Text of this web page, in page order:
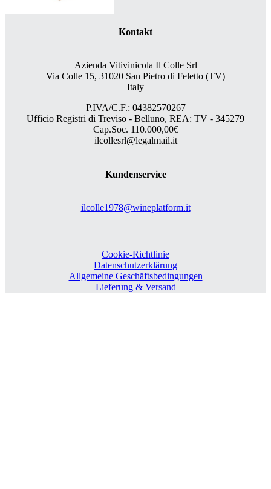
Kontakt
Azienda Vitivinicola Il Colle Srl
Via Colle 15, 31020 San Pietro di Feletto (TV)
Italy
P.IVA/C.F.: 04382570267
Ufficio Registri di Treviso - Belluno, REA: TV - 345279
Cap.Soc. 110.000,00€
ilcollesrl@legalmail.it
Kundenservice
ilcolle1978@wineplatform.it
Cookie-Richtlinie
Datenschutzerklärung
Allgemeine Geschäftsbedingungen
Lieferung & Versand